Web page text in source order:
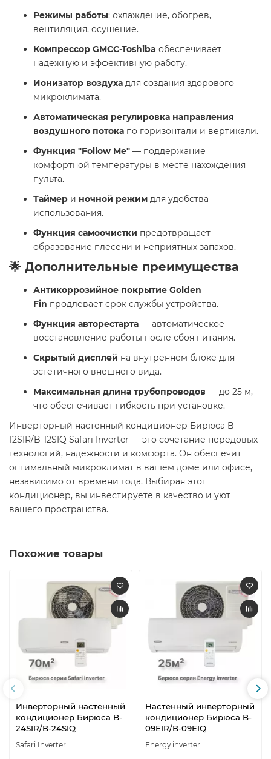
Режимы работы: охлаждение, обогрев,
вентиляция, осушение.
Компрессор GMCC-Toshiba обеспечивает
надежную и эффективную работу.
Ионизатор воздуха для создания здорового
микроклимата.
Автоматическая регулировка направления
воздушного потока по горизонтали и вертикали.
Функция "Follow Me" — поддержание
комфортной температуры в месте нахождения
пульта.
Таймер и ночной режим для удобства
использования.
Функция самоочистки предотвращает
образование плесени и неприятных запахов.
🌟 Дополнительные преимущества
Антикоррозийное покрытие Golden
Fin продлевает срок службы устройства.
Функция авторестарта — автоматическое
восстановление работы после сбоя питания.
Скрытый дисплей на внутреннем блоке для
эстетичного внешнего вида.
Максимальная длина трубопроводов — до 25 м,
что обеспечивает гибкость при установке.
Инверторный настенный кондиционер Бирюса B-
12SIR/B-12SIQ Safari Inverter — это сочетание передовых
технологий, надежности и комфорта. Он обеспечит
оптимальный микроклимат в вашем доме или офисе,
независимо от времени года. Выбирая этот
кондиционер, вы инвестируете в качество и уют
вашего пространства.
Похожие товары
Инверторный настенный
кондиционер Бирюса B-
24SIR/B-24SIQ
Safari Inverter
Настенный инверторный
кондиционер Бирюса B-
09EIR/B-09EIQ
Energy inverter